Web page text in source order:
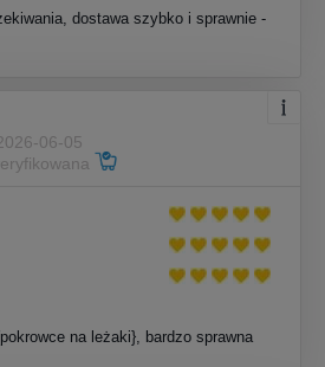
dostawa szybko i sprawnie -
06-05
na leżaki}, bardzo sprawna